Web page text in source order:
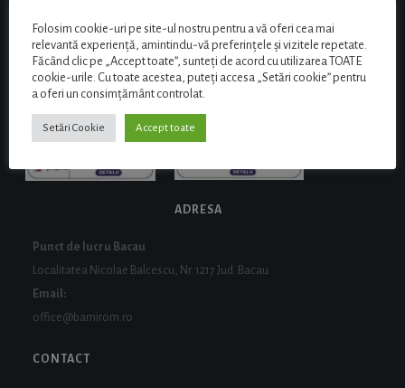
ADRESA
Punct de lucru Bacau
Localitatea Nicolae Balcescu, Nr. 1217 Jud. Bacau
Email:
office@bamirom.ro
CONTACT
Folosim cookie-uri pe site-ul nostru pentru a vă oferi cea mai
relevantă experiență, amintindu-vă preferințele și vizitele repetate.
Făcând clic pe „Accept toate”, sunteți de acord cu utilizarea TOATE
cookie-urile. Cu toate acestea, puteți accesa „Setări cookie” pentru
a oferi un consimțământ controlat.
Setări Cookie Accept toate